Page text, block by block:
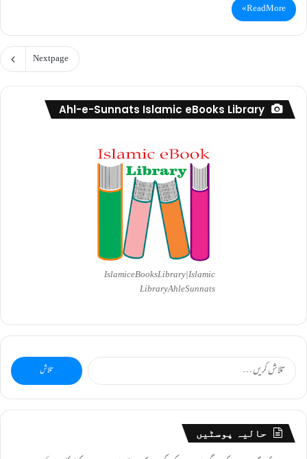
Read More »
Next page
Ahl-e-Sunnats Islamic eBooks Library
Islamic eBooks Library|Islamic
Library AhleSunnats
تلاش
کریں
حالیہ پوسٹیں